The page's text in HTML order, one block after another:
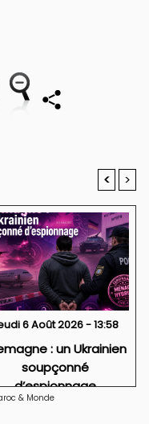
< >
6 Août 2026 - 13:58
: un Ukrainien
soupçonné
d’espionnage
& Monde